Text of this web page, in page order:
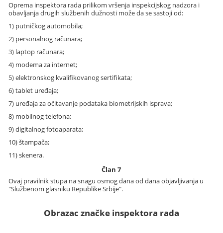
Oprema inspektora rada prilikom vršenja inspekcijskog nadzora i
obavljanja drugih službenih dužnosti može da se sastoji od:
1) putničkog automobila;
2) personalnog računara;
3) laptop računara;
4) modema za internet;
5) elektronskog kvalifikovanog sertifikata;
6) tablet uređaja;
7) uređaja za očitavanje podataka biometrijskih isprava;
8) mobilnog telefona;
9) digitalnog fotoaparata;
10) štampača;
11) skenera.
Član 7
Ovaj pravilnik stupa na snagu osmog dana od dana objavljivanja u
"Službenom glasniku Republike Srbije".
Obrazac značke inspektora rada